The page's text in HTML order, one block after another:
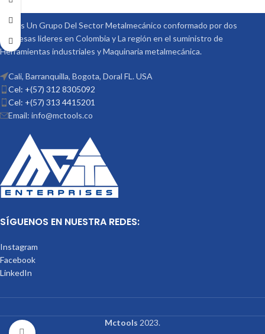
Somos Un Grupo Del Sector Metalmecánico conformado por dos
empresas lideres en Colombia y La región en el suministro de
Herramientas industriales y Maquinaria metalmecánica.
Cali, Barranquilla, Bogota, Doral FL. USA
Cel: +(57) 312 8305092
Cel: +(57) 313 4415201
Email: info@mctools.co
SÍGUENOS EN NUESTRA REDES:
Instagram
Facebook
LinkedIn
Mctools 2023.